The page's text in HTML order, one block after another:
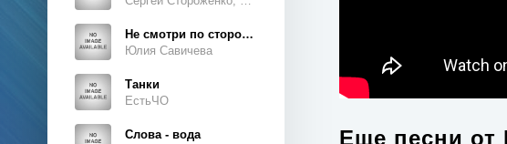
Не смотри по сторонам
Юлия Савичева
Танки
ЕстьЧО
Слова - вода
Еще песни от